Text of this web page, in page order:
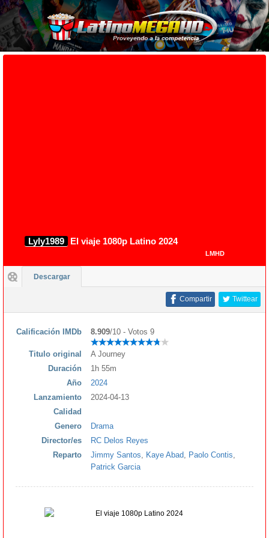
Lyly1989 El viaje 1080p Latino 2024
LMHD
Descargar
Twittear
Compartir
Calificación IMDb 8.909/10 - Votos 9
Titulo original
A Journey
Duración
1h 55m
Año
2024
Lanzamiento
2024-04-13
Calidad
Genero
Drama
Director/es
RC Delos Reyes
Reparto
Jimmy Santos Kaye Abad Paolo Contis
Patrick Garcia